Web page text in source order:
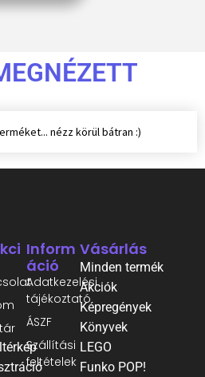
nézz körül bátran :)
Inform
Áció
Adatkezelési
tájékoztató
ÁSZF
Szállítási
feltételek
Vásárlás
Minden termék
Akciók
Képregények
Könyvek
LEGO
Funko POP!